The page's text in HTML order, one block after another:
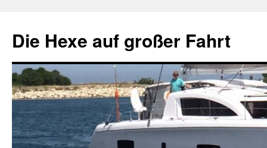
springen
Die Hexe auf großer Fahrt